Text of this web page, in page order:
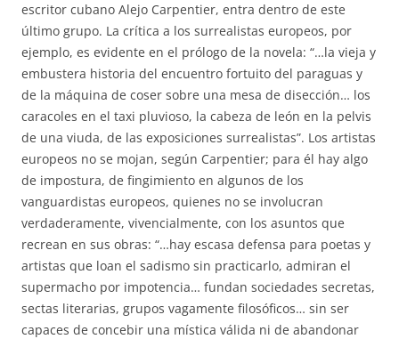
escritor cubano Alejo Carpentier, entra dentro de este
último grupo. La crítica a los surrealistas europeos, por
ejemplo, es evidente en el prólogo de la novela: “…la vieja y
embustera historia del encuentro fortuito del paraguas y
de la máquina de coser sobre una mesa de disección… los
caracoles en el taxi pluvioso, la cabeza de león en la pelvis
de una viuda, de las exposiciones surrealistas”. Los artistas
europeos no se mojan, según Carpentier; para él hay algo
de impostura, de fingimiento en algunos de los
vanguardistas europeos, quienes no se involucran
verdaderamente, vivencialmente, con los asuntos que
recrean en sus obras: “…hay escasa defensa para poetas y
artistas que loan el sadismo sin practicarlo, admiran el
supermacho por impotencia… fundan sociedades secretas,
sectas literarias, grupos vagamente filosóficos… sin ser
capaces de concebir una mística válida ni de abandonar